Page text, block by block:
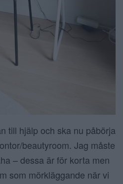
till hjälp och ska nu påbörja
beautyroom. Jag måste
– dessa är för korta men
som mörkläggande när vi